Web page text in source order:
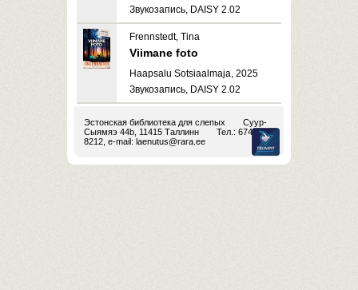
Звукозапись, DAISY 2.02
Frennstedt, Tina
Viimane foto
Haapsalu Sotsiaalmaja, 2025
Звукозапись, DAISY 2.02
Эстонская библиотека для слепых
Суур-
Сыямяэ 44b, 11415 Таллинн
Тел.: 674
8212, e-mail: laenutus@rara.ee